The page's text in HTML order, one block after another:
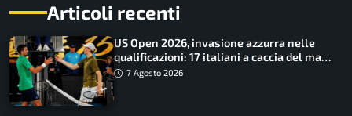
Articoli recenti
US Open 2026, invasione azzurra nelle
qualificazioni: 17 italiani a caccia del main
draw7 Agosto 2026